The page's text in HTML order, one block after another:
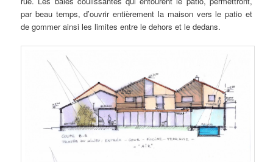
par beau temps, d’ouvrir entièrement la maison vers le patio et
de gommer ainsi les limites entre le dehors et le dedans.